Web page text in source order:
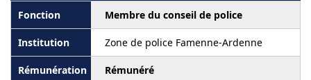
Membre du conseil de police
Zone de police Famenne-Ardenne
Rémunéré